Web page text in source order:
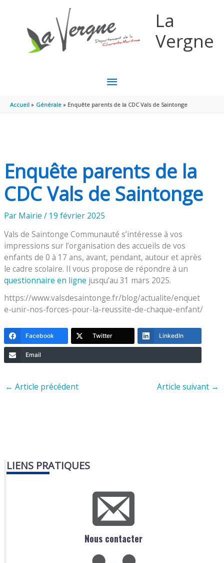
La
Vergne
MENU
PRINCIPAL
Accueil Générale Enquête parents de la CDC Vals de Saintonge
Enquête parents de la
CDC Vals de Saintonge
Par Mairie/ 19 février 2025
Vals de Saintonge Communauté s’intéresse à vos
impressions sur l’organisation des accueils de vos
enfants de 0 à 17 ans, avant, pendant, autour et après
le cadre scolaire. Il vous propose de répondre à un
questionnaire en ligne jusqu’au 31 mars 2025.
https://www.valsdesaintonge.fr/blog/actualite/enquet
e-unir-nos-forces-pour-la-reussite-de-chaque-enfant/
Facebook Twitter LinkedIn
Email
← Article précédent Article suivant →
LIENS PRATIQUES
Nous contacter